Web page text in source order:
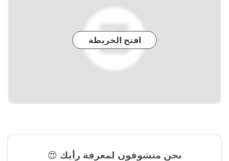
افتح الخريطة
نحن متشوقون لمعرفة رأيك 😍